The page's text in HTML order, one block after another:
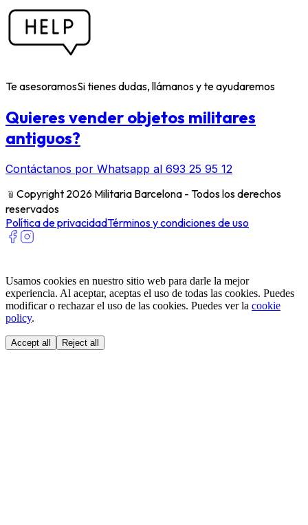
Te asesoramosSi tienes dudas, llámanos y te ayudaremos
Quieres vender objetos militares
antiguos?
Contáctanos por Whatsapp al 693 25 95 12
﹫ Copyright 2026 Militaria Barcelona - Todos los derechos
reservados
Política de privacidadTérminos y condiciones de uso
Usamos cookies en nuestro sitio web para darle la mejor
experiencia. Al aceptar, aceptas el uso de todas las cookies. Puedes
modificar o rechazar el uso de las cookies. Puedes ver la cookie
policy.
Accept all Reject all